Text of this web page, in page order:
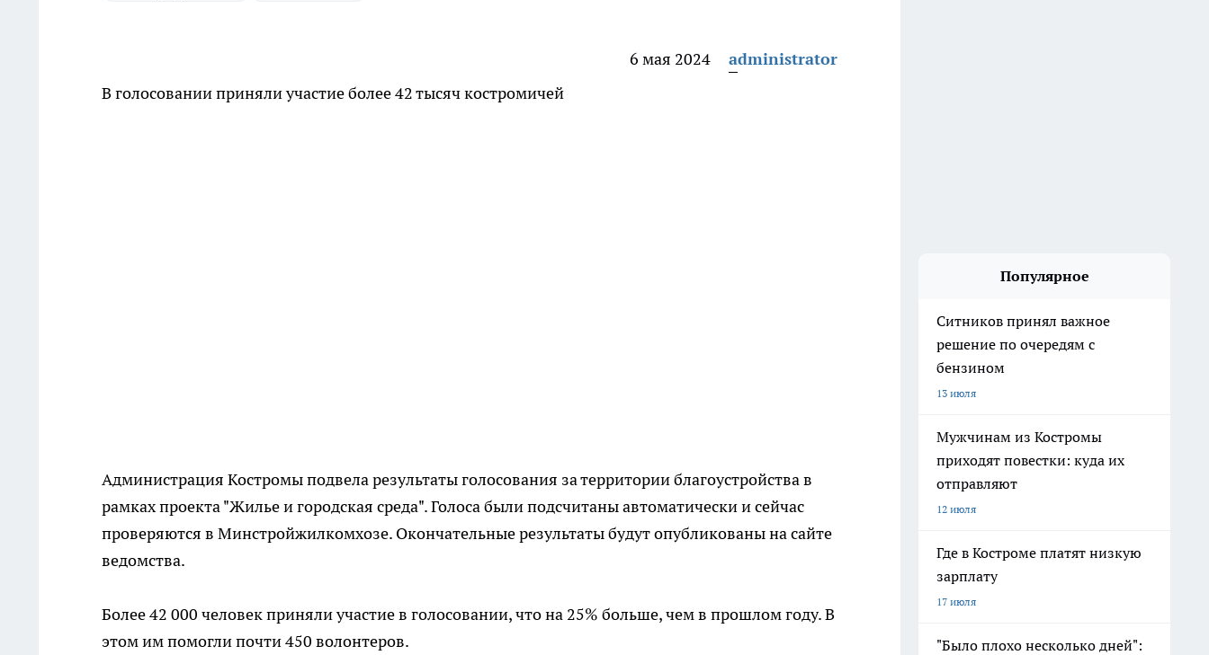
6 мая 2024
administrator
В голосовании приняли участие более 42 тысяч костромичей
Администрация Костромы подвела результаты голосования за территории благоустройства в
рамках проекта "Жилье и городская среда". Голоса были подсчитаны автоматически и сейчас
проверяются в Минстройжилкомхозе. Окончательные результаты будут опубликованы на сайте
ведомства.
Более 42 000 человек приняли участие в голосовании, что на 25% больше, чем в прошлом году. В
этом им помогли почти 450 волонтеров.
Популярное
Ситников принял важное
решение по очередям с
бензином
13 июля
Мужчинам из Костромы
приходят повестки: куда их
отправляют
12 июля
Где в Костроме платят низкую
зарплату
17 июля
"Было плохо несколько дней":